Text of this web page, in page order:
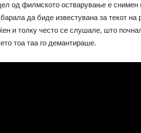
од филмското остварување е снимен
да биде известувана за текот на
и толку често се слушале, што
тоа таа го демантираше.